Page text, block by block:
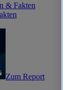
& Fakten
Zum Report